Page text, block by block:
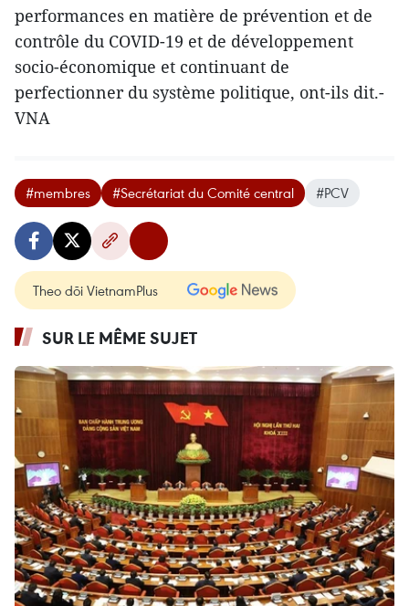
performances en matière de prévention et de
contrôle du COVID-19 et de développement
socio-économique et continuant de
perfectionner du système politique, ont-ils dit.-
VNA
#membres #Secrétariat du Comité central #PCV
Theo dõi VietnamPlus
SUR LE MÊME SUJET